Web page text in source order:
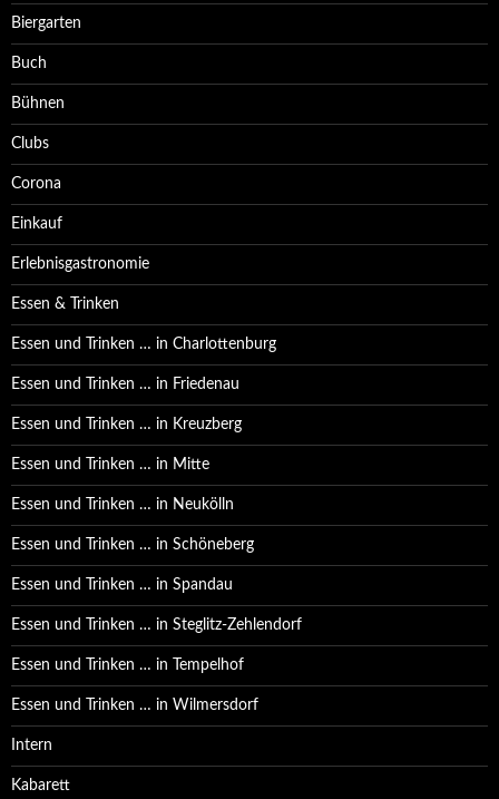
Biergarten
Buch
Bühnen
Clubs
Corona
Einkauf
Erlebnisgastronomie
Essen & Trinken
Essen und Trinken … in Charlottenburg
Essen und Trinken … in Friedenau
Essen und Trinken … in Kreuzberg
Essen und Trinken … in Mitte
Essen und Trinken … in Neukölln
Essen und Trinken … in Schöneberg
Essen und Trinken … in Spandau
Essen und Trinken … in Steglitz-Zehlendorf
Essen und Trinken … in Tempelhof
Essen und Trinken … in Wilmersdorf
Intern
Kabarett